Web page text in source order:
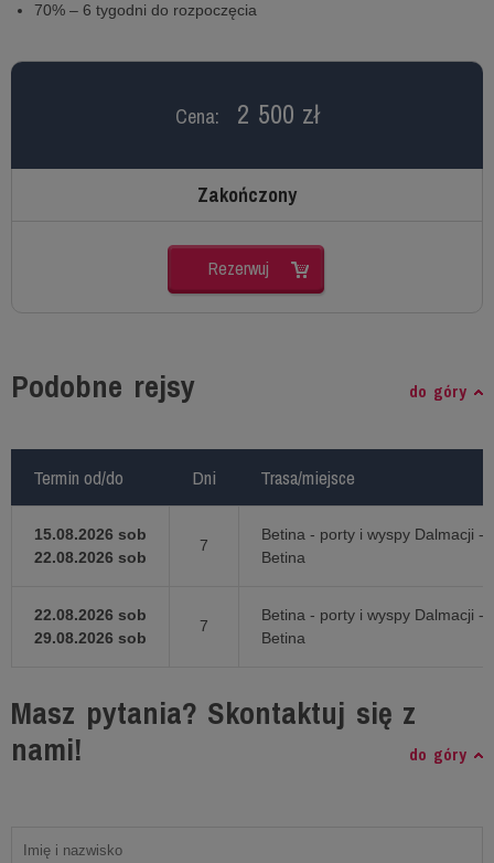
70% – 6 tygodni do rozpoczęcia
Cena: 2 500 zł
Zakończony
Rezerwuj
Podobne rejsy do góry
Termin od/do Dni Trasa/miejsce
15.08.2026 sob
22.08.2026 sob
7
Betina - porty i wyspy Dalmacji -
Betina
22.08.2026 sob
29.08.2026 sob
7
Betina - porty i wyspy Dalmacji -
Betina
Termin od/do Dni Trasa/miejsce
Masz pytania? Skontaktuj się z
nami!
do góry